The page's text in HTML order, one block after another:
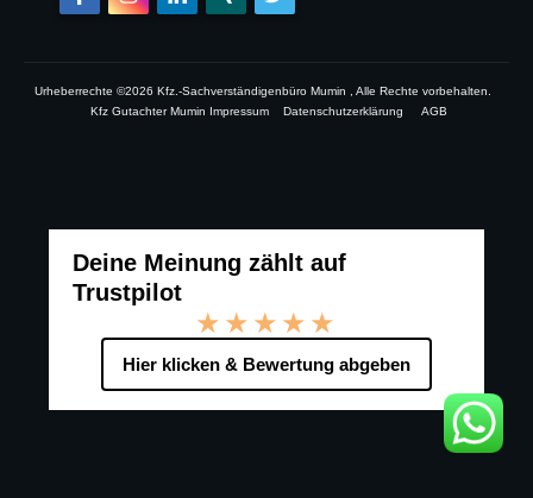
Urheberrechte ©2026 Kfz.-Sachverständigenbüro Mumin , Alle Rechte vorbehalten.
Kfz Gutachter Mumin Impressum
Datenschutzerklärung AGB
Deine Meinung zählt auf
Trustpilot
★★★★★
Hier klicken & Bewertung abgeben